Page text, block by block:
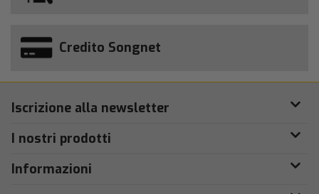
Credito Songnet
Iscrizione alla newsletter
I nostri prodotti
Informazioni